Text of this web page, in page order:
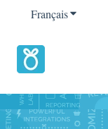
FrançaisAfficher